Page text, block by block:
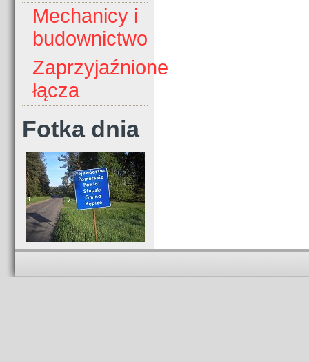
Mechanicy i
budownictwo
Zaprzyjaźnione
łącza
Fotka dnia